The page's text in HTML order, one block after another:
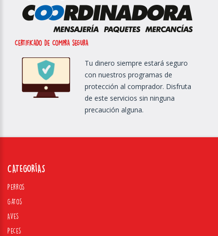
Certificado de Compra segura
Tu dinero siempre estará seguro
con nuestros programas de
protección al comprador. Disfruta
de este servicios sin ninguna
precaución alguna.
CATEGORÍAS
Perros
Gatos
Aves
Peces